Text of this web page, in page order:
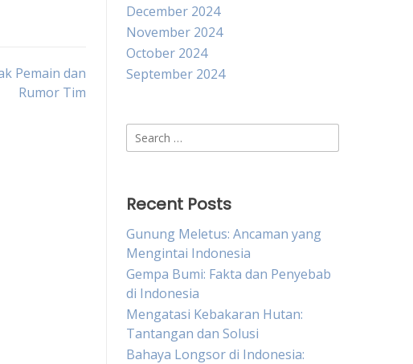
Pemain dan
Rumor Tim
December 2024
November 2024
October 2024
September 2024
Search
for:
Recent Posts
Gunung Meletus: Ancaman yang
Mengintai Indonesia
Gempa Bumi: Fakta dan Penyebab
di Indonesia
Mengatasi Kebakaran Hutan:
Tantangan dan Solusi
Bahaya Longsor di Indonesia: